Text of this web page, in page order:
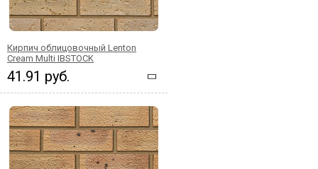
Кирпич облицовочный Lenton
Cream Multi IBSTOCK
41.91 руб.